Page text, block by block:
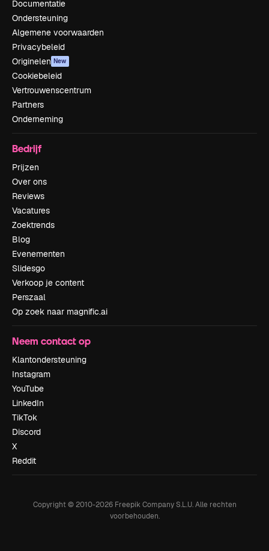
Documentatie
Ondersteuning
Algemene voorwaarden
Privacybeleid
Originelen New
Cookiebeleid
Vertrouwenscentrum
Partners
Onderneming
Bedrijf
Prijzen
Over ons
Reviews
Vacatures
Zoektrends
Blog
Evenementen
Slidesgo
Verkoop je content
Perszaal
Op zoek naar magnific.ai
Neem contact op
Klantondersteuning
Instagram
YouTube
LinkedIn
TikTok
Discord
X
Reddit
Copyright © 2010-2026Freepik Company S.L.U. Alle rechten
voorbehouden.